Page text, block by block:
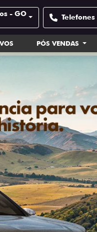
- GO Telefones
PÓS VENDAS